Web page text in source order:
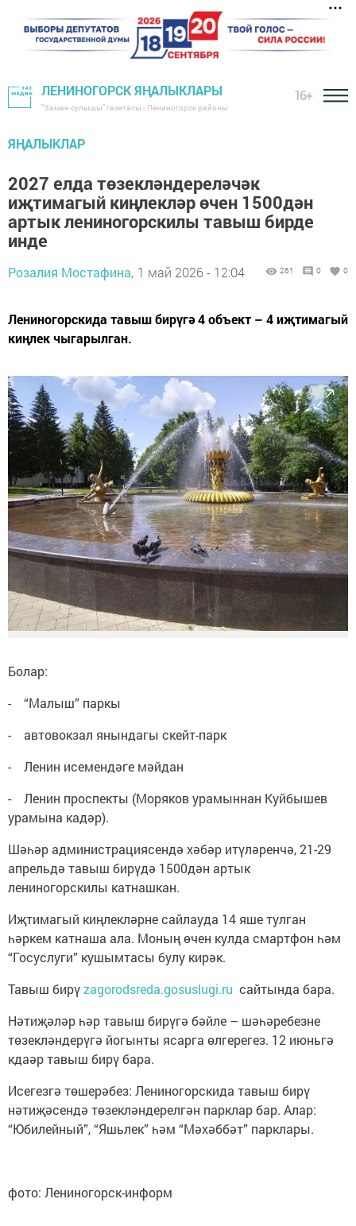
ЛЕНИНОГОРСК ЯҢАЛЫКЛАРЫ
"Заман сулышы" газетасы - Лениногорск районы
16+
ЯҢАЛЫКЛАР
2027 елда төзекләндереләчәк
иҗтимагый киңлекләр өчен 1500дән
артык лениногорскилы тавыш бирде
инде
Розалия Мостафина, 1 май 2026 - 12:04 261 0 0
Лениногорскида тавыш бирүгә 4 объект – 4 иҗтимагый
киңлек чыгарылган.
Болар:
- “Малыш” паркы
- автовокзал янындагы скейт-парк
- Ленин исемендәге мәйдан
- Ленин проспекты (Моряков урамыннан Куйбышев
урамына кадәр).
Шәһәр администрациясендә хәбәр итүләренчә, 21-29
апрельдә тавыш бирүдә 1500дән артык
лениногорскилы катнашкан.
Иҗтимагый киңлекләрне сайлауда 14 яше тулган
һәркем катнаша ала. Моның өчен кулда смартфон һәм
“Госуслуги” кушымтасы булу кирәк.
Тавыш бирүzagorodsreda.gosuslugi.ru сайтында бара.
Нәтиҗәләр һәр тавыш бирүгә бәйле – шәһәребезне
төзекләндерүгә йогынты ясарга өлгерегез. 12 июньгә
кдаәр тавыш бирү бара.
Исегезгә төшерәбез: Лениногорскида тавыш бирү
нәтиҗәсендә төзекләндерелгән парклар бар. Алар:
“Юбилейный”, “Яшьлек” һәм “Мәхәббәт” парклары.
фото: Лениногорск-информ